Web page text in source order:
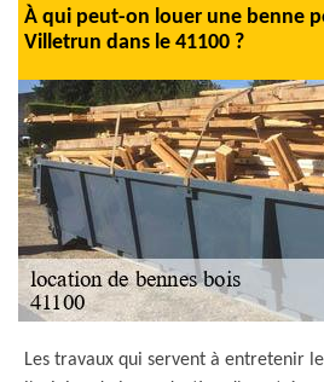
À qui peut-on louer une benne
Villetrun dans le 41100 ?
Les travaux qui servent à entretenir